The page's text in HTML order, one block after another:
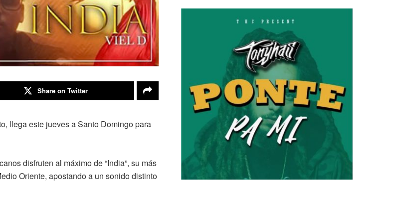
Share on Twitter
llega este jueves a Santo Domingo para
disfruten al máximo de “India”, su más
Oriente, apostando a un sonido distinto